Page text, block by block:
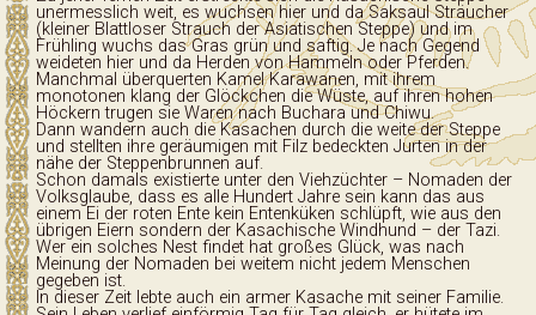
unermesslich weit, es wuchsen hier und da Saksaul Sträucher
(kleiner Blattloser Strauch der Asiatischen Steppe) und im
Frühling wuchs das Gras grün und saftig. Je nach Gegend
weideten hier und da Herden von Hammeln oder Pferden.
Manchmal überquerten Kamel Karawanen, mit ihrem
monotonen klang der Glöckchen die Wüste, auf ihren hohen
Höckern trugen sie Waren nach Buchara und Chiwu.
Dann wandern auch die Kasachen durch die weite der Steppe
und stellten ihre geräumigen mit Filz bedeckten Jurten in der
nähe der Steppenbrunnen auf.
Schon damals existierte unter den Viehzüchter – Nomaden der
Volksglaube, dass es alle Hundert Jahre sein kann das aus
einem Ei der roten Ente kein Entenküken schlüpft, wie aus den
übrigen Eiern sondern der Kasachische Windhund – der Tazi.
Wer ein solches Nest findet hat großes Glück, was nach
Meinung der Nomaden bei weitem nicht jedem Menschen
gegeben ist.
In dieser Zeit lebte auch ein armer Kasache mit seiner Familie.